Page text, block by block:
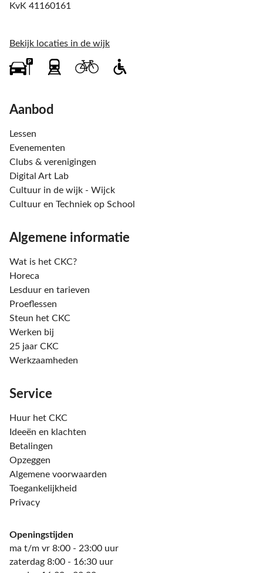
KvK 41160161
Bekijk locaties in de wijk
Aanbod
Lessen
Evenementen
Clubs & verenigingen
Digital Art Lab
Cultuur in de wijk - Wijck
Cultuur en Techniek op School
Algemene informatie
Wat is het CKC?
Horeca
Lesduur en tarieven
Proeflessen
Steun het CKC
Werken bij
25 jaar CKC
Werkzaamheden
Service
Huur het CKC
Ideeën en klachten
Betalingen
Opzeggen
Algemene voorwaarden
Toegankelijkheid
Privacy
Openingstijden
ma t/m vr 8:00 - 23:00 uur
zaterdag 8:00 - 16:30 uur